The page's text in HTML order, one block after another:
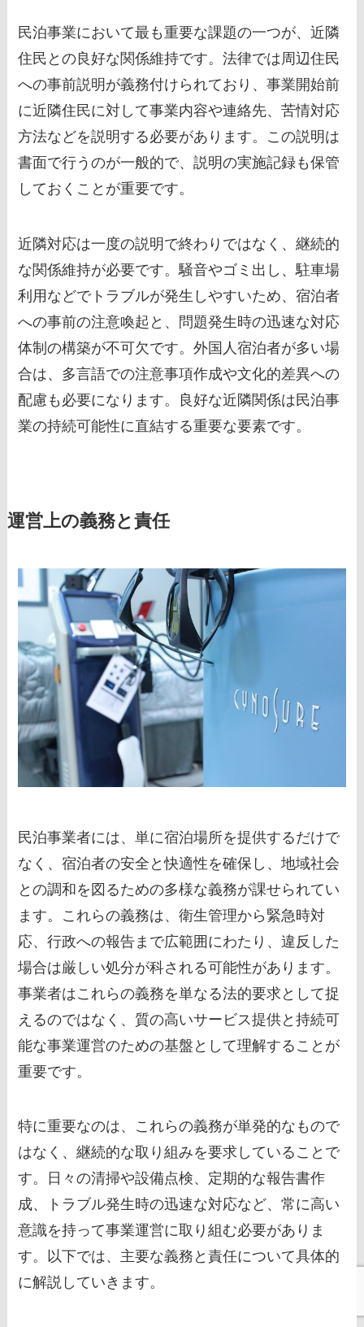
民泊事業において最も重要な課題の一つが、近隣
住民との良好な関係維持です。法律では周辺住民
への事前説明が義務付けられており、事業開始前
に近隣住民に対して事業内容や連絡先、苦情対応
方法などを説明する必要があります。この説明は
書面で行うのが一般的で、説明の実施記録も保管
しておくことが重要です。
近隣対応は一度の説明で終わりではなく、継続的
な関係維持が必要です。騒音やゴミ出し、駐車場
利用などでトラブルが発生しやすいため、宿泊者
への事前の注意喚起と、問題発生時の迅速な対応
体制の構築が不可欠です。外国人宿泊者が多い場
合は、多言語での注意事項作成や文化的差異への
配慮も必要になります。良好な近隣関係は民泊事
業の持続可能性に直結する重要な要素です。
運営上の義務と責任
民泊事業者には、単に宿泊場所を提供するだけで
なく、宿泊者の安全と快適性を確保し、地域社会
との調和を図るための多様な義務が課せられてい
ます。これらの義務は、衛生管理から緊急時対
応、行政への報告まで広範囲にわたり、違反した
場合は厳しい処分が科される可能性があります。
事業者はこれらの義務を単なる法的要求として捉
えるのではなく、質の高いサービス提供と持続可
能な事業運営のための基盤として理解することが
重要です。
特に重要なのは、これらの義務が単発的なもので
はなく、継続的な取り組みを要求していることで
す。日々の清掃や設備点検、定期的な報告書作
成、トラブル発生時の迅速な対応など、常に高い
意識を持って事業運営に取り組む必要がありま
す。以下では、主要な義務と責任について具体的
に解説していきます。